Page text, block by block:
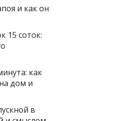
и как он
15 соток:
как
дом и
в